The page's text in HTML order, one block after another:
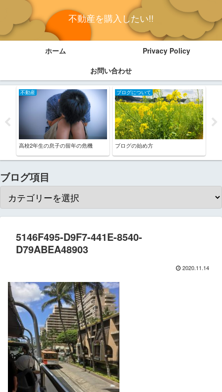
不動産を購入したい!!
ホーム
Privacy Policy
お問い合わせ
不動産
高校2年生の息子の留年の危機
ブログについて
ブログの始め方
ブログ項目
5146F495-D9F7-441E-8540-
D79ABEA48903
2020.11.14